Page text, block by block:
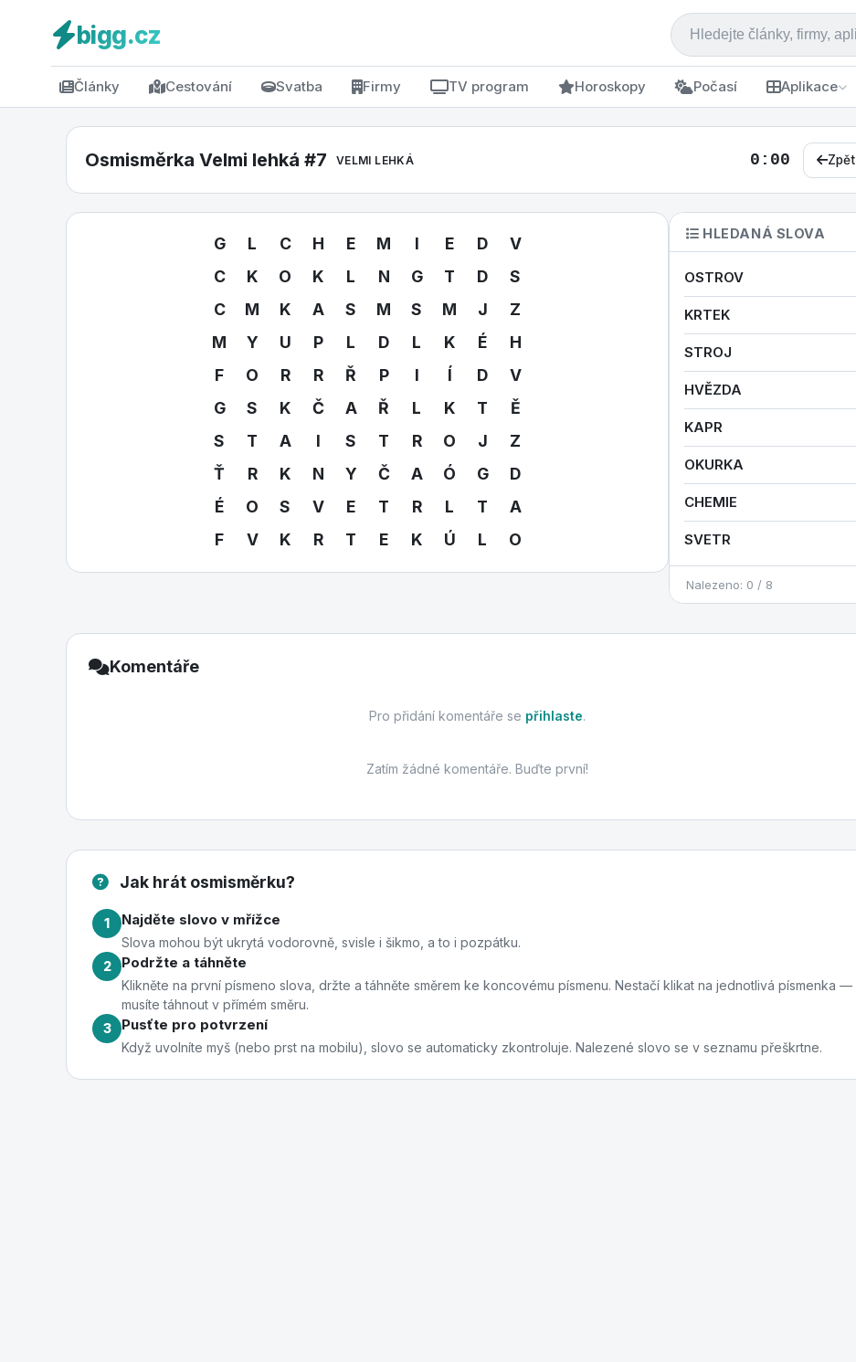
bigg.cz
Články Cestování Svatba Firmy TV program Horoskopy Počasí Aplikace
Osmisměrka Velmi lehká #7 VELMI LEHKÁ 0:00 Zpět
G L C H E M I E D
V
C
K O K L N G T D
S
C
M K A S M S M J
Z
M
Y U P L D L K É
H
F
O R R Ř P I Í D
V
G
S K Č A Ř L K T
Ě
S
T A I S T R O J
Z
Ť
R K N Y Č A Ó G
D
É
O S V E T R L T
A
F
V K R T E K Ú L O
HLEDANÁ SLOVA
OSTROV
KRTEK
STROJ
HVĚZDA
KAPR
OKURKA
CHEMIE
SVETR
Nalezeno: 0 / 8
Komentáře
Pro přidání komentáře se přihlaste.
Zatím žádné komentáře. Buďte první!
Jak hrát osmisměrku?
1 Najděte slovo v mřížce
Slova mohou být ukrytá vodorovně, svisle i šikmo, a to i pozpátku.
2
Podržte a táhněte
Klikněte na první písmeno slova, držte a táhněte směrem ke koncovému písmenu. Nestačí klikat na jednotlivá písmenka —
musíte táhnout v přímém směru.
3
Pusťte pro potvrzení
Když uvolníte myš (nebo prst na mobilu), slovo se automaticky zkontroluje. Nalezené slovo se v seznamu přeškrtne.